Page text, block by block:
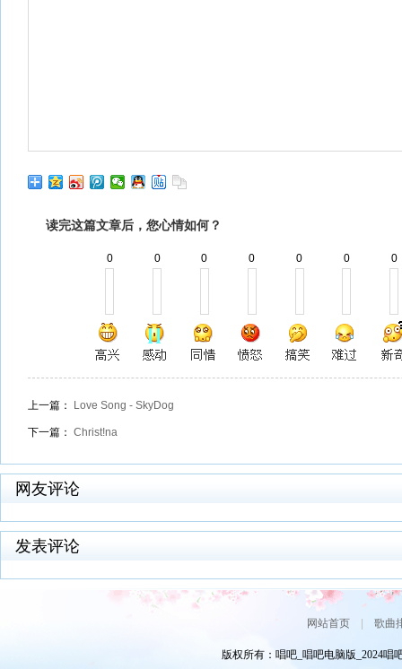
读完这篇文章后，您心情如何？
0 0 0 0 0 0 0
上一篇： Love Song - SkyDog
下一篇： Christ!na
网友评论
发表评论
网站首页| 歌曲
版权所有：唱吧_唱吧电脑版_2024唱